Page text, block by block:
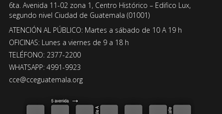
6ta. Avenida 11-02 zona 1, Centro Histórico – Edifico Lux,
segundo nivel Ciudad de Guatemala (01001)
ATENCIÓN AL PÚBLICO: Martes a sábado de 10 A 19 h
OFICINAS: Lunes a viernes de 9 a 18 h
TELÉFONO: 2377-2200
WHATSAPP: 4991-9923
cce@cceguatemala.org